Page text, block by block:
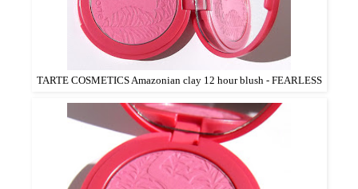
TARTE COSMETICS Amazonian clay 12 hour blush - FEARLESS